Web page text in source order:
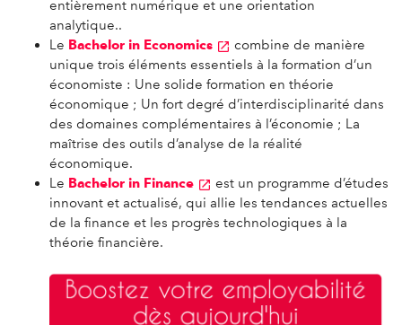
entièrement numérique et une orientation
analytique..
Le Bachelor in Economics
combine de manière
unique trois éléments essentiels à la formation d’un
économiste : Une solide formation en théorie
économique ; Un fort degré d’interdisciplinarité dans
des domaines complémentaires à l’économie ; La
maîtrise des outils d’analyse de la réalité
économique.
Le Bachelor in Finance
est un programme d’études
innovant et actualisé, qui allie les tendances actuelles
de la finance et les progrès technologiques à la
théorie financière.